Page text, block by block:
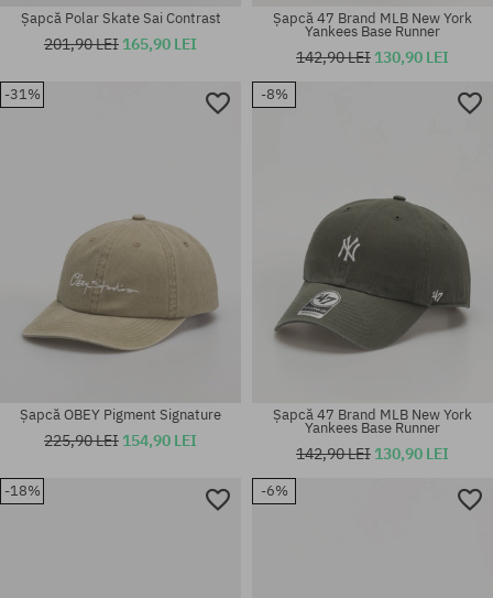
Mărimi existente:
Șapcă Polar Skate Sai Contrast
201,90 LEI 165,90 LEI
Șapcă 47 Brand MLB New York
Yankees Base Runner
142,90 LEI 130,90 LEI
-31%
Șapcă OBEY Pigment Signature
225,90 LEI 154,90 LEI
-8%
Șapcă 47 Brand MLB New York
Yankees Base Runner
142,90 LEI 130,90 LEI
-18% -6%